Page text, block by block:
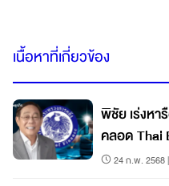
เนื้อหาที่เกี่ยวข้อง
พิชัย เร่งห
คลอด Thai
24 ก.พ. 2568